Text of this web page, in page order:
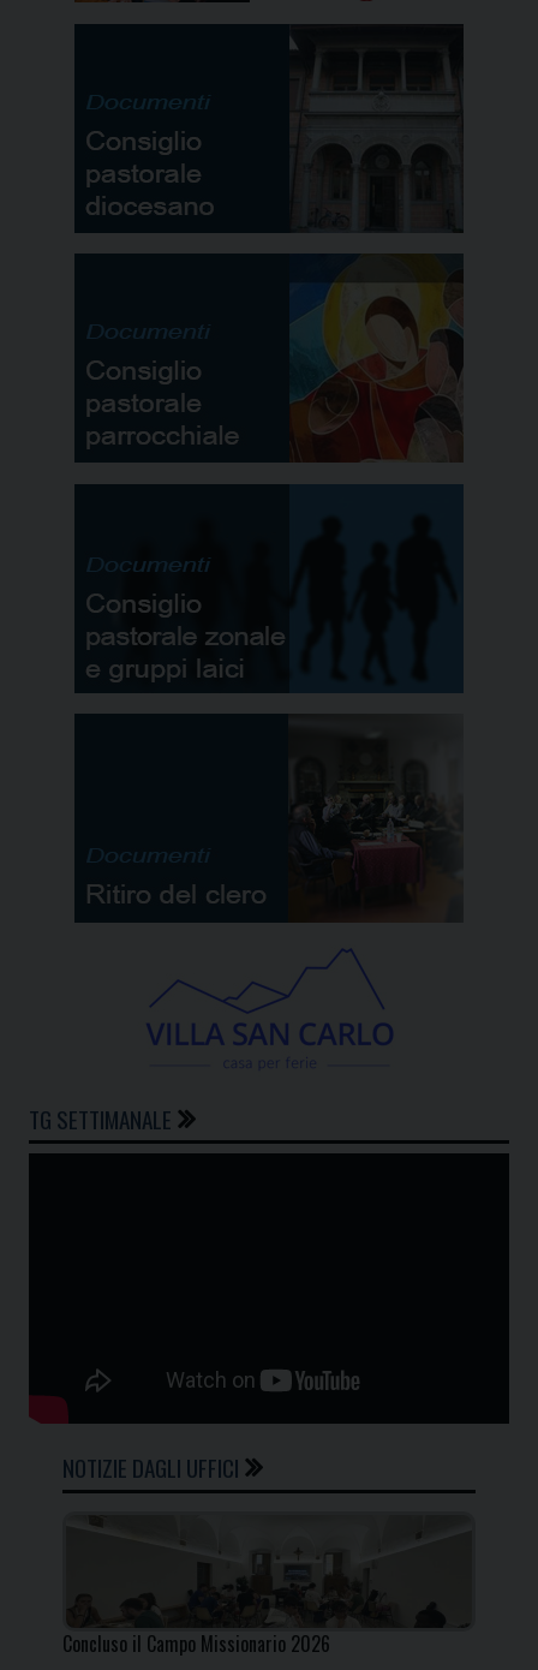
TG SETTIMANALE
NOTIZIE DAGLI UFFICI
Concluso il Campo Missionario 2026